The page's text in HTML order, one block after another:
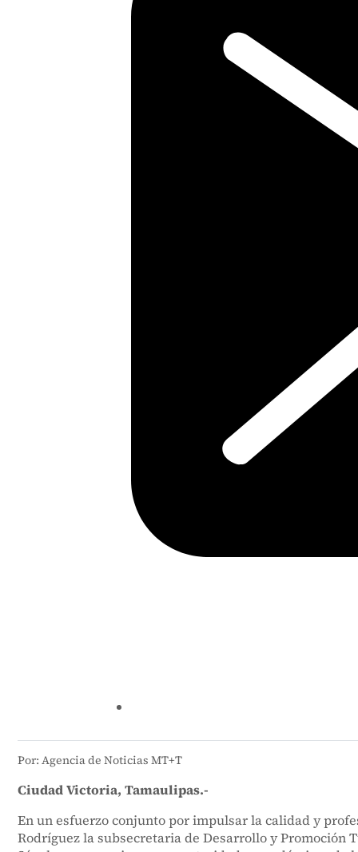
Por: Agencia de Noticias MT+T
Ciudad Victoria, Tamaulipas.-
En un esfuerzo conjunto por impulsar la calidad y
Rodríguez la subsecretaria de Desarrollo y